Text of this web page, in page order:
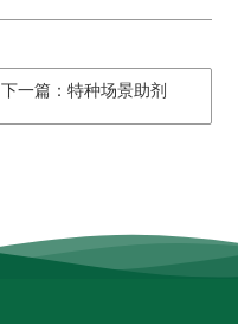
下一篇：特种场景助剂